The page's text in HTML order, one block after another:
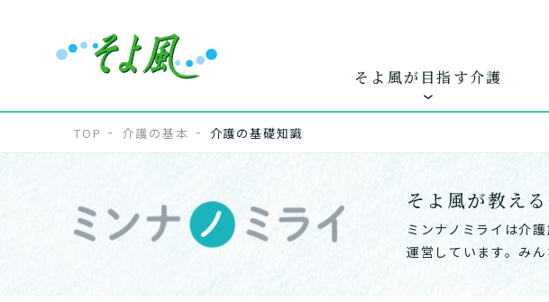
そよ風が目指す介護
ワンストップ
サービス
できるを増やす
介護サービス
ホームに入居する
TOP 介護の基本 介護の基礎知識
そよ風が教え
ミンナノミライは介
運営しています。み